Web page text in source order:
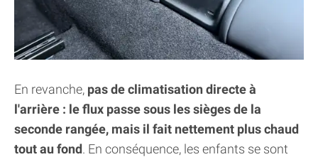
En revanche, pas de climatisation directe à
l'arrière : le flux passe sous les sièges de la
seconde rangée, mais il fait nettement plus chaud
tout au fond. En conséquence, les enfants se sont